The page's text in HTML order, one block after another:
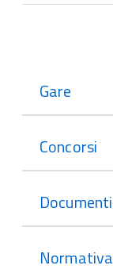
Gare
Concorsi
Documenti
Normativa